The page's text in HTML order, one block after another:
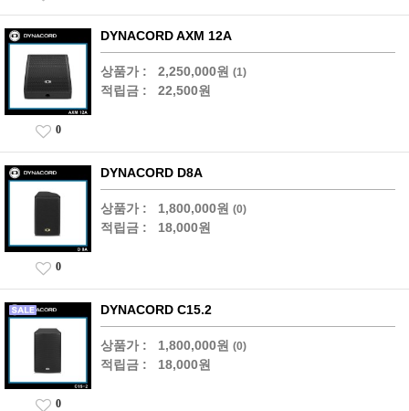
DYNACORD AXM 12A
상품가 : 2,250,000원 (1)
적립금 : 22,500원
0
DYNACORD D8A
상품가 : 1,800,000원 (0)
적립금 : 18,000원
0
DYNACORD C15.2
상품가 : 1,800,000원 (0)
적립금 : 18,000원
0